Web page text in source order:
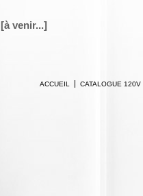
[à venir...]
ACCUEIL CATALOGUE 120V